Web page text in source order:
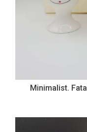
Minimalist.